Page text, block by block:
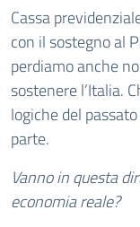
Cassa
con il sostegno al
perdiamo anche
sostenere l’Italia.
logiche del
parte.
Vanno in questa
economia reale?